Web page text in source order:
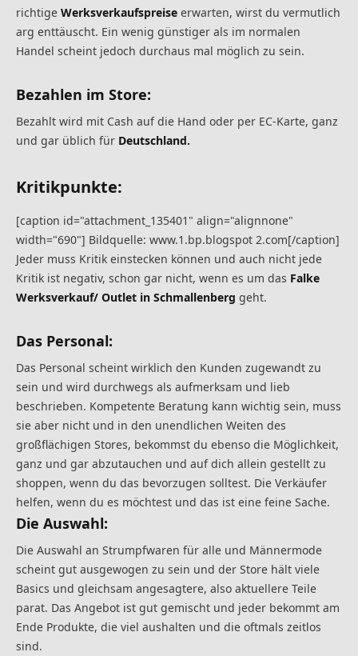
richtige Werksverkaufspreise erwarten, wirst du vermutlich
arg enttäuscht. Ein wenig günstiger als im normalen
Handel scheint jedoch durchaus mal möglich zu sein.
Bezahlen im Store:
Bezahlt wird mit Cash auf die Hand oder per EC-Karte, ganz
und gar üblich für Deutschland.
Kritikpunkte:
[caption id="attachment_135401" align="alignnone"
width="690"] Bildquelle: www.1.bp.blogspot 2.com[/caption]
Jeder muss Kritik einstecken können und auch nicht jede
Kritik ist negativ, schon gar nicht, wenn es um das Falke
Werksverkauf/ Outlet in Schmallenberg geht.
Das Personal:
Das Personal scheint wirklich den Kunden zugewandt zu
sein und wird durchwegs als aufmerksam und lieb
beschrieben. Kompetente Beratung kann wichtig sein, muss
sie aber nicht und in den unendlichen Weiten des
großflächigen Stores, bekommst du ebenso die Möglichkeit,
ganz und gar abzutauchen und auf dich allein gestellt zu
shoppen, wenn du das bevorzugen solltest. Die Verkäufer
helfen, wenn du es möchtest und das ist eine feine Sache.
Die Auswahl:
Die Auswahl an Strumpfwaren für alle und Männermode
scheint gut ausgewogen zu sein und der Store hält viele
Basics und gleichsam angesagtere, also aktuellere Teile
parat. Das Angebot ist gut gemischt und jeder bekommt am
Ende Produkte, die viel aushalten und die oftmals zeitlos
sind.